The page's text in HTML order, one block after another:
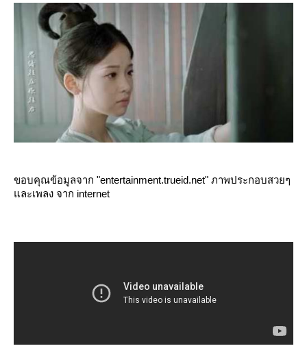
ขอบคุณข้อมูลจาก "entertainment.trueid.net" ภาพประกอบสวยๆ
ละเพลง จาก internet